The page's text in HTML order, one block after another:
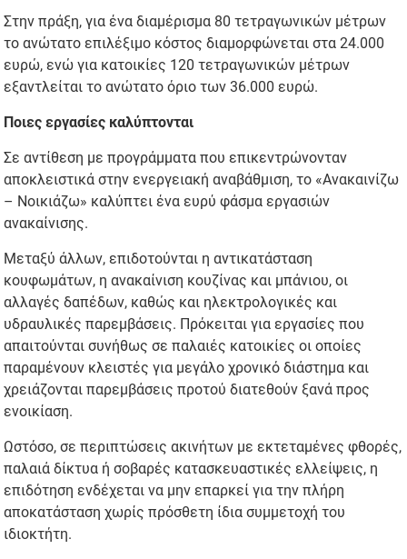
Στην πράξη, για ένα διαμέρισμα 80 τετραγωνικών μέτρων
το ανώτατο επιλέξιμο κόστος διαμορφώνεται στα 24.000
ευρώ, ενώ για κατοικίες 120 τετραγωνικών μέτρων
εξαντλείται το ανώτατο όριο των 36.000 ευρώ.
Ποιες εργασίες καλύπτονται
Σε αντίθεση με προγράμματα που επικεντρώνονταν
αποκλειστικά στην ενεργειακή αναβάθμιση, το «Ανακαινίζω
– Νοικιάζω» καλύπτει ένα ευρύ φάσμα εργασιών
ανακαίνισης.
Μεταξύ άλλων, επιδοτούνται η αντικατάσταση
κουφωμάτων, η ανακαίνιση κουζίνας και μπάνιου, οι
αλλαγές δαπέδων, καθώς και ηλεκτρολογικές και
υδραυλικές παρεμβάσεις. Πρόκειται για εργασίες που
απαιτούνται συνήθως σε παλαιές κατοικίες οι οποίες
παραμένουν κλειστές για μεγάλο χρονικό διάστημα και
χρειάζονται παρεμβάσεις προτού διατεθούν ξανά προς
ενοικίαση.
Ωστόσο, σε περιπτώσεις ακινήτων με εκτεταμένες φθορές,
παλαιά δίκτυα ή σοβαρές κατασκευαστικές ελλείψεις, η
επιδότηση ενδέχεται να μην επαρκεί για την πλήρη
αποκατάσταση χωρίς πρόσθετη ίδια συμμετοχή του
ιδιοκτήτη.